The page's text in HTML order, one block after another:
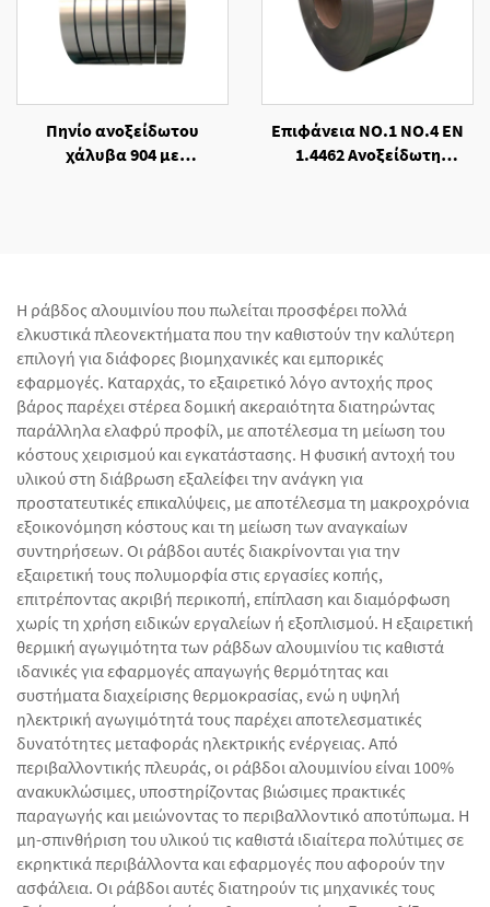
Πηνίο ανοξείδωτου
χάλυβα 904 με
Επιφάνεια NO.1 NO.4 EN
1.4462 Ανοξείδωτη
Η ράβδος αλουμινίου που πωλείται προσφέρει πολλά
ελκυστικά πλεονεκτήματα που την καθιστούν την καλύτερη
επιλογή για διάφορες βιομηχανικές και εμπορικές
εφαρμογές. Καταρχάς, το εξαιρετικό λόγο αντοχής προς
βάρος παρέχει στέρεα δομική ακεραιότητα διατηρώντας
παράλληλα ελαφρύ προφίλ, με αποτέλεσμα τη μείωση του
κόστους χειρισμού και εγκατάστασης. Η φυσική αντοχή του
υλικού στη διάβρωση εξαλείφει την ανάγκη για
προστατευτικές επικαλύψεις, με αποτέλεσμα τη μακροχρόνια
εξοικονόμηση κόστους και τη μείωση των αναγκαίων
συντηρήσεων. Οι ράβδοι αυτές διακρίνονται για την
εξαιρετική τους πολυμορφία στις εργασίες κοπής,
επιτρέποντας ακριβή περικοπή, επίπλαση και διαμόρφωση
χωρίς τη χρήση ειδικών εργαλείων ή εξοπλισμού. Η εξαιρετική
θερμική αγωγιμότητα των ράβδων αλουμινίου τις καθιστά
ιδανικές για εφαρμογές απαγωγής θερμότητας και
συστήματα διαχείρισης θερμοκρασίας, ενώ η υψηλή
ηλεκτρική αγωγιμότητά τους παρέχει αποτελεσματικές
δυνατότητες μεταφοράς ηλεκτρικής ενέργειας. Από
περιβαλλοντικής πλευράς, οι ράβδοι αλουμινίου είναι 100%
ανακυκλώσιμες, υποστηρίζοντας βιώσιμες πρακτικές
παραγωγής και μειώνοντας το περιβαλλοντικό αποτύπωμα. Η
μη-σπινθήριση του υλικού τις καθιστά ιδιαίτερα πολύτιμες σε
εκρηκτικά περιβάλλοντα και εφαρμογές που αφορούν την
ασφάλεια. Οι ράβδοι αυτές διατηρούν τις μηχανικές τους